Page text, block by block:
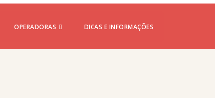
OPERADORAS DICAS E INFORMAÇÕES